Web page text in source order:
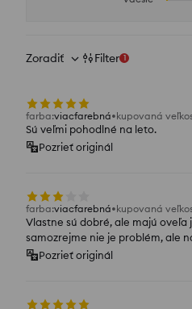
Zoradiť Filter 1
farba:viacfarebná kupovaná
Sú veľmi pohodlné na leto.
Pozrieť originál
farba:viacfarebná kupovaná
Vlastne sú dobré, ale majú
samozrejme nie je problém, ale
Pozrieť originál